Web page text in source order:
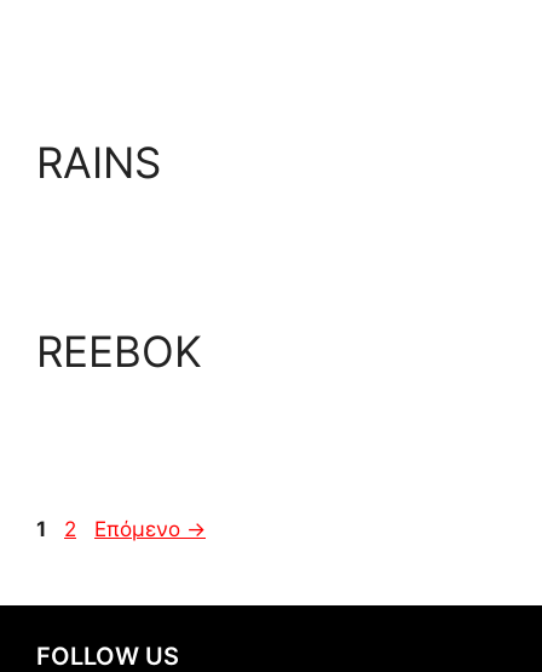
RAINS
REEBOK
Σελίδα
1 Σελίδα
2 Επόμενο →
FOLLOW US